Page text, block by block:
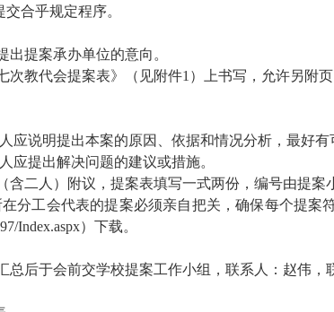
合乎规定程序。
出提案承办单位的意向。
次教代会提案表》（见附件1）上书写，允许另附页
应说明提出本案的原因、依据和情况分析，最好有
应提出解决问题的建议或措施。
含二人）附议，提案表填写一式两份，编号由提案
分工会代表的提案必须亲自把关，确保每个提
Index.aspx）下载。
后于会前交学校提案工作小组，联系人：赵伟，